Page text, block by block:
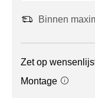
Binnen
Zet op
Montage